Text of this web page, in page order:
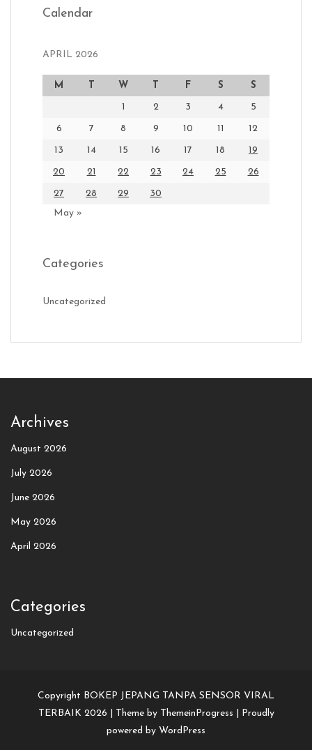
Calendar
APRIL 2026
M T W T F S S
1 2 3 4 5
6 7 8 9 10 11 12
13 14 15 16 17 18 19
20 21 22 23 24 25 26
27 28 29
30
May »
Categories
Uncategorized
Archives
August 2026
July 2026
June 2026
May 2026
April 2026
Categories
Uncategorized
Copyright BOKEP JEPANG TANPA SENSOR VIRAL
TERBAIK 2026 |
Theme by ThemeinProgress
Proudly
powered by WordPress